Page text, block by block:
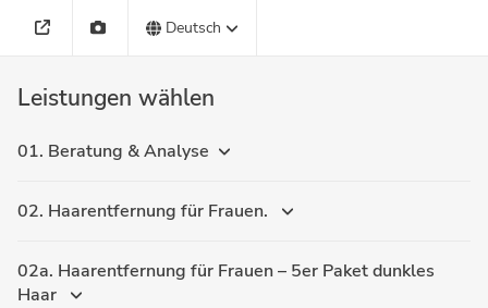
Deutsch
Leistungen wählen
01. Beratung & Analyse
02. Haarentfernung für Frauen.
02a. Haarentfernung für Frauen – 5er Paket dunkles
Haar